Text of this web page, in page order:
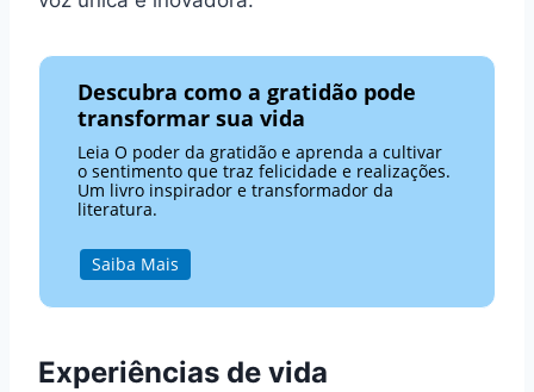
Descubra como a gratidão pode
transformar sua vida
Leia O poder da gratidão e aprenda a cultivar
o sentimento que traz felicidade e realizações.
Um livro inspirador e transformador da
literatura.
Saiba Mais
Experiências de vida